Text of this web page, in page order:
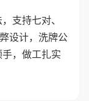
支持七对、
设计，洗牌公
，做工扎实